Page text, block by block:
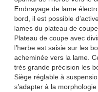
Embrayage de lame
bord, il est possible
lames du plateau de coupe.
Plateau de coupe avec
l’herbe est saisie sur les
acheminée vers la lame.
très grande précision les
Siège réglable à
s’adapter à la